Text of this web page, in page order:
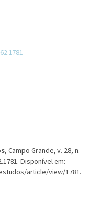
, Campo Grande, v. 28, n.
Disponível em:
article/view/1781.